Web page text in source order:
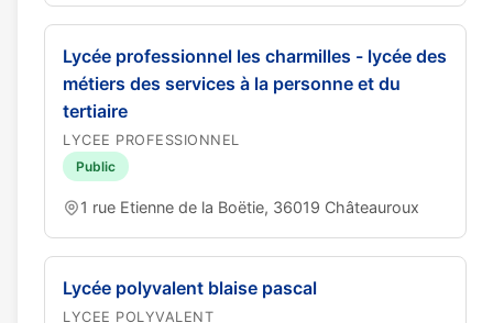
Lycée professionnel les charmilles - lycée des
métiers des services à la personne et du
tertiaire
LYCEE PROFESSIONNEL
Public
1 rue Etienne de la Boëtie, 36019 Châteauroux
Lycée polyvalent blaise pascal
LYCEE POLYVALENT